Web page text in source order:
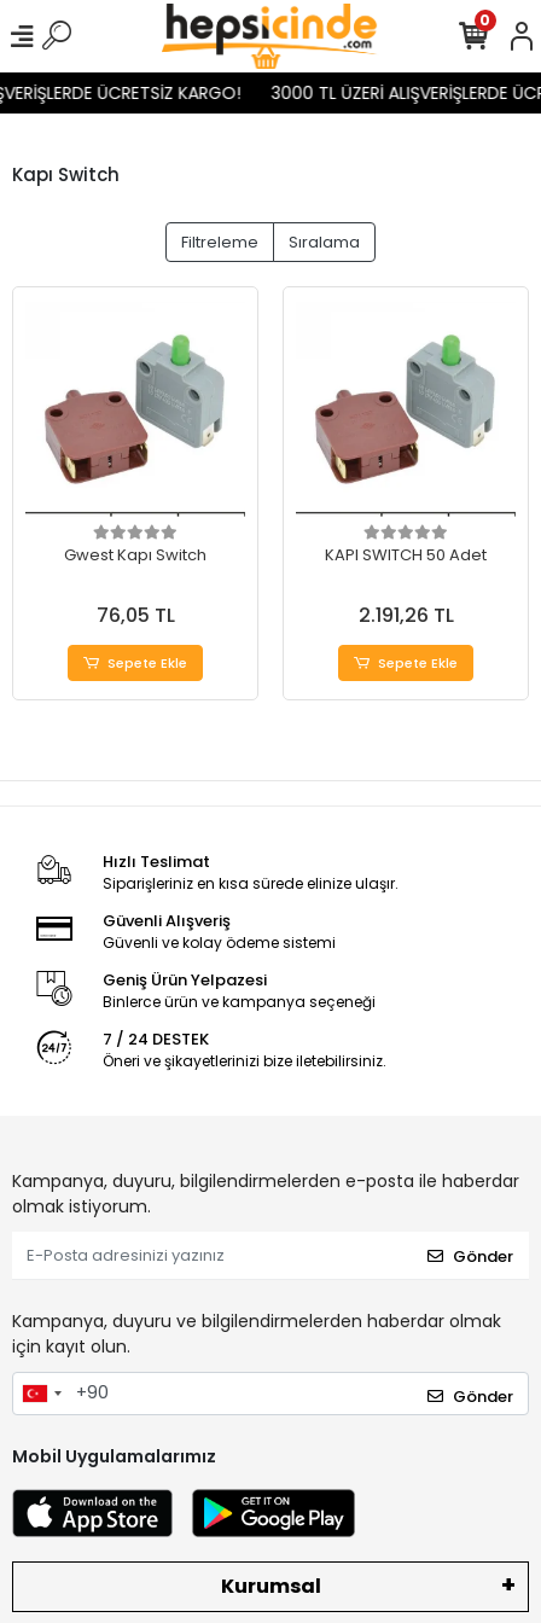
ÜCRETSİZ KARGO! 3000 TL ÜZERİ ALIŞVERİŞLERDE
0
Kapı Switch
Filtreleme Sıralama
Gwest Kapı Switch
76,05 TL
Sepete Ekle
KAPI SWITCH 50 Adet
2.191,26 TL
Sepete Ekle
Hızlı Teslimat
Siparişleriniz en kısa sürede elinize ulaşır.
Güvenli Alışveriş
Güvenli ve kolay ödeme sistemi
Geniş Ürün Yelpazesi
Binlerce ürün ve kampanya seçeneği
7 / 24 DESTEK
Öneri ve şikayetlerinizi bize iletebilirsiniz.
Kampanya, duyuru, bilgilendirmelerden e-posta ile haberdar
olmak istiyorum.
Gönder
Kampanya, duyuru ve bilgilendirmelerden haberdar olmak
için kayıt olun.
Gönder
Mobil Uygulamalarımız
Kurumsal